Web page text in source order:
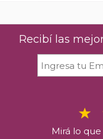
Recibí las
Mirá lo